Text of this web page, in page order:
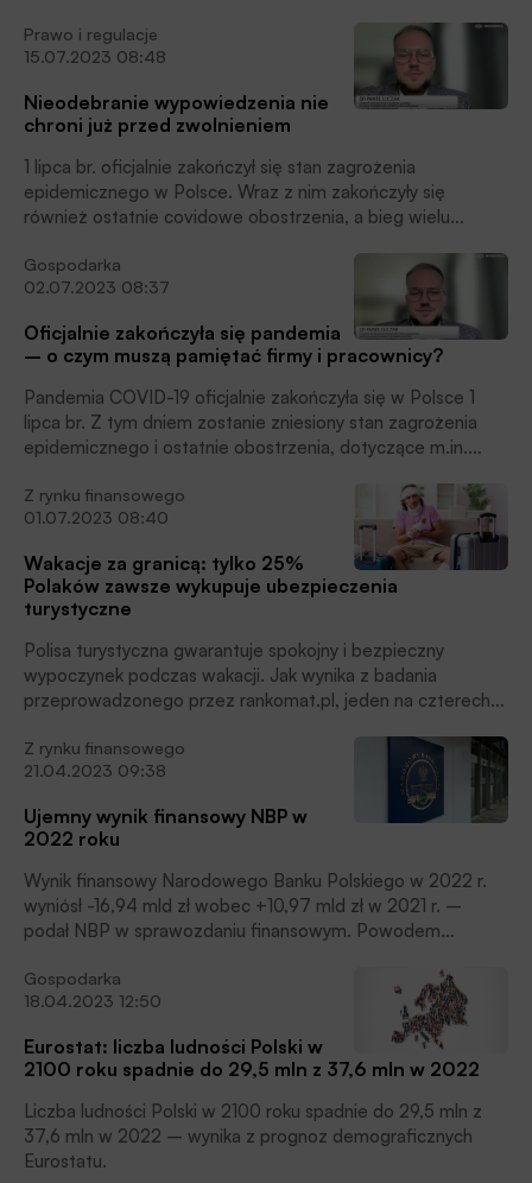
(Program TF) realizowanej przez Polski Funduszu Rozwoju
S.A. („PFR”), przekazujemy poniższe stanowisko Rady
Prawo i regulacje
15.07.2023 08:48
Nieodebranie wypowiedzenia nie
chroni już przed zwolnieniem
1 lipca br. oficjalnie zakończył się stan zagrożenia
epidemicznego w Polsce. Wraz z nim zakończyły się
również ostatnie covidowe obostrzenia, a bieg wielu
zmian, na którą czekali pracodawcy, jest przywrócenie tzw.
fikcji doręczenia, dzięki czemu firmy będą mogły się pozbyć
z list zatrudnionych pracowników widmo, którzy już od
dawna nie świadczą pracy, ale skuteczne dostarczenie im
wypowiedzeń było niemożliwe przez ostatnie trzy lata. –
Umowy z takimi pracownikami rozwiążą się z upływem 14
dni od zniesienia stanu zagrożenia – wskazuje dr Paweł
Łuczak z Wydziału Zarządzania Uniwersytetu Łódzkiego.
Gospodarka
02.07.2023 08:37
Oficjalnie zakończyła się pandemia
– o czym muszą pamiętać firmy i pracownicy?
Pandemia COVID-19 oficjalnie zakończyła się w Polsce 1
lipca br. Z tym dniem zostanie zniesiony stan zagrożenia
epidemicznego i ostatnie obostrzenia, dotyczące m.in.
szpitalach, choć medycy apelują o utrzymanie tego
zwyczaju. Firmy i pracownicy będą musieli z kolei nadrobić
część obowiązków, które w czasie obowiązywania stanu
zagrożenia epidemicznego pozostawały zawieszone.
Najważniejsze z nich dotyczą zaległych badań medycyny
pracy, szkoleń BHP i zaktualizowania orzeczeń o stopniu
niepełnosprawności. Pracownikom będą przysługiwać na to
krótkie terminy, więc trzeba się spieszyć, zwłaszcza że w
drugiej połowie roku w przychodniach i urzędach można się
Z rynku finansowego
01.07.2023 08:40
Wakacje za granicą: tylko 25%
Polaków zawsze wykupuje ubezpieczenia
turystyczne
Polisa turystyczna gwarantuje spokojny i bezpieczny
wypoczynek podczas wakacji. Jak wynika z badania
przeprowadzonego przez rankomat.pl, jeden na czterech
wyjazdem na zagraniczny urlop. Na podróż bez wykupionej
ochrony decyduje się co piąty polski turysta, poinformowała
Z rynku finansowego
21.04.2023 09:38
Ujemny wynik finansowy NBP w
2022 roku
Wynik finansowy Narodowego Banku Polskiego w 2022 r.
wyniósł -16,94 mld zł wobec +10,97 mld zł w 2021 r. –
podał NBP w sprawozdaniu finansowym. Powodem
granicą, co obniżyło wyceny posiadanych przez NBP
zagranicznych obligacji i podwyższyło koszty polityki
Gospodarka
18.04.2023 12:50
Eurostat: liczba ludności Polski w
2100 roku spadnie do 29,5 mln z 37,6 mln w 2022
Liczba ludności Polski w 2100 roku spadnie do 29,5 mln z
37,6 mln w 2022 – wynika z prognoz demograficznych
Eurostatu.